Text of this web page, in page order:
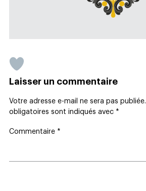
Laisser un commentaire
Votre adresse e-mail ne sera pas publiée.
obligatoires sont indiqués avec *
Commentaire *